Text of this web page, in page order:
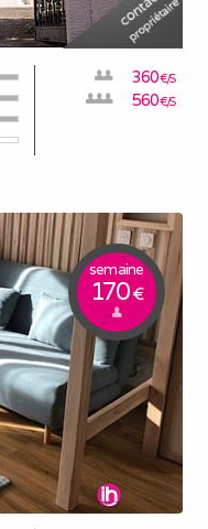
360€/S
560€/S
semaine
170€